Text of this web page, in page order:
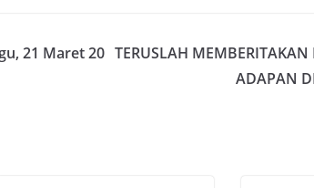
21 Maret 20 TERUSLAH
ADAPAN